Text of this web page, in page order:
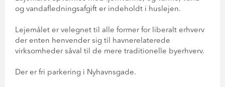
og vandafledningsafgift er indeholdt i huslejen.
Lejemålet er velegnet til alle former for liberalt erhverv
der enten henvender sig til havnerelaterede
virksomheder såval til de mere traditionelle byerhverv.
Der er fri parkering i Nyhavnsgade.